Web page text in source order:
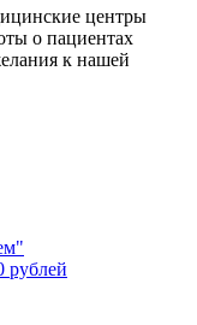
центры
о пациентах
к нашей
рублей